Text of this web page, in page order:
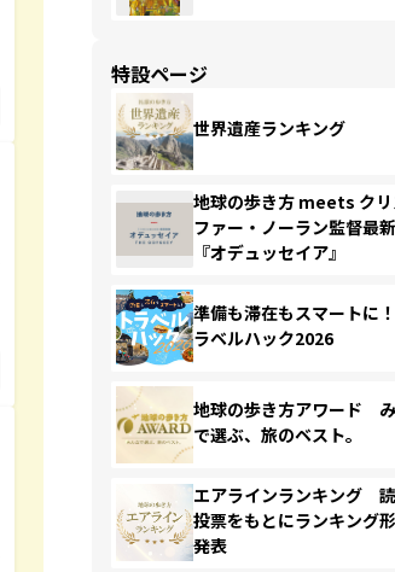
特設ページ
世界遺産ランキング
地球の歩き方 meets クリ
ファー・ノーラン監督最
『オデュッセイア』
準備も滞在もスマートに
ラベルハック2026
地球の歩き方アワード
で選ぶ、旅のベスト。
エアラインランキング
投票をもとにランキング
発表